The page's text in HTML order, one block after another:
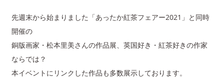
先週末から始まりました「あったか紅茶フェアー2021」と同時
開催の
銅版画家・松本里美さんの作品展、英国好き・紅茶好きの作家
ならでは？
本イベントにリンクした作品も多数展示しております。